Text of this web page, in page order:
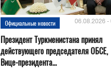
Официальные новости 06.08.2026 -
Президент Туркменистана принял
действующего председателя ОБСЕ,
Вице-президента...